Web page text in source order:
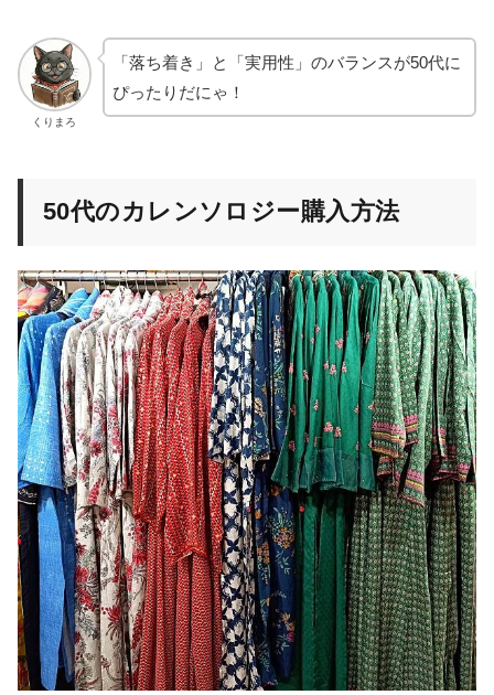
くりまろ
「落ち着き」と「実用性」のバランスが50代に
ぴったりだにゃ！
50代のカレンソロジー購入方法